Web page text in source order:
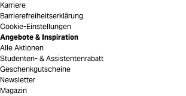
Karriere
Barrierefreiheitserklärung
Cookie-Einstellungen
Angebote & Inspiration
Alle Aktionen
Studenten- & Assistentenrabatt
Geschenkgutscheine
Newsletter
Magazin